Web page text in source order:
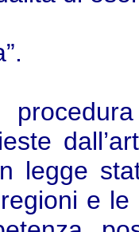
legge
e